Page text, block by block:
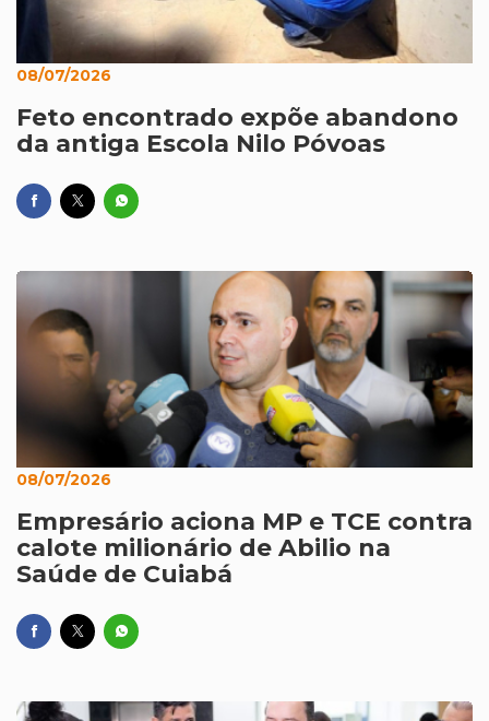
08/07/2026
Feto encontrado expõe abandono
da antiga Escola Nilo Póvoas
08/07/2026
Empresário aciona MP e TCE contra
calote milionário de Abilio na
Saúde de Cuiabá